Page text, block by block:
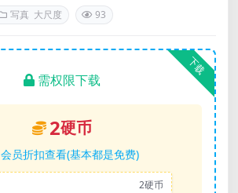
写真 大尺度 93
下载
需权限下载
2硬币
会员折扣查看(基本都是免费)
2硬币